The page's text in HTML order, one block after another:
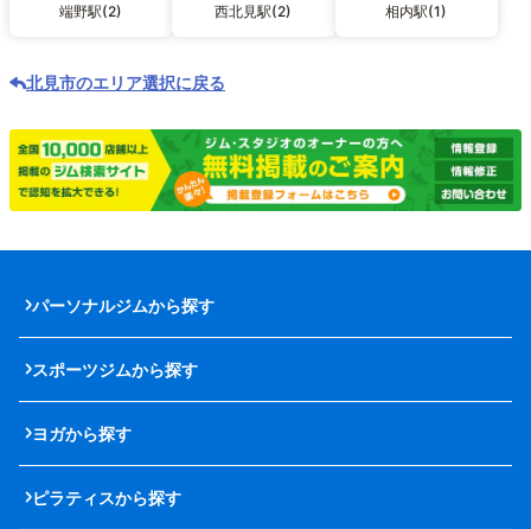
端野駅(2) 西北見駅(2) 相内駅(1)
北見市のエリア選択に戻る
パーソナルジムから探す
スポーツジムから探す
ヨガから探す
ピラティスから探す